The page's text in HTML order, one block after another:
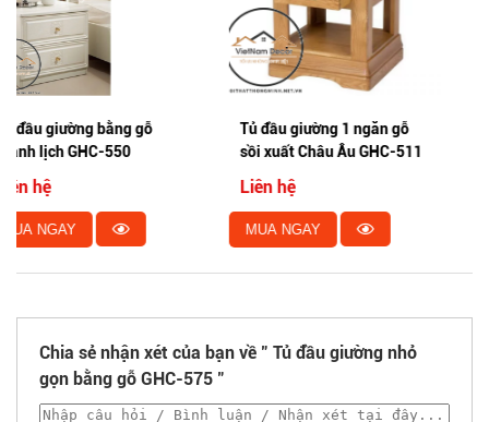
Tủ đầu giường 1 ngăn gỗ
sồi xuất Châu Âu GHC-511
Liên hệ
MUA NGAY
Tủ trang trí đầu giường gỗ
công nghiệp GHS-5547
Liên hệ
MUA NGAY
Chia sẻ nhận xét của bạn về " Tủ đầu giường nhỏ
gọn bằng gỗ GHC-575 "